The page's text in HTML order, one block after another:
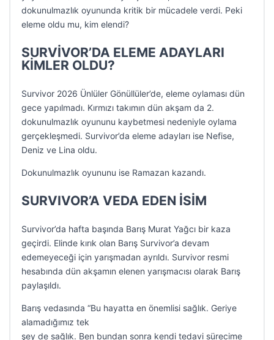
dokunulmazlık oyununda kritik bir mücadele verdi. Peki
eleme oldu mu, kim elendi?
SURVİVOR’DA ELEME ADAYLARI
KİMLER OLDU?
Survivor 2026 Ünlüler Gönüllüler’de, eleme oylaması dün
gece yapılmadı. Kırmızı takımın dün akşam da 2.
dokunulmazlık oyununu kaybetmesi nedeniyle oylama
gerçekleşmedi. Survivor’da eleme adayları ise Nefise,
Deniz ve Lina oldu.
Dokunulmazlık oyununu ise Ramazan kazandı.
SURVIVOR’A VEDA EDEN İSİM
Survivor’da hafta başında Barış Murat Yağcı bir kaza
geçirdi. Elinde kırık olan Barış Survivor’a devam
edemeyeceği için yarışmadan ayrıldı. Survivor resmi
hesabında dün akşamın elenen yarışmacısı olarak Barış
paylaşıldı.
Barış vedasında “Bu hayatta en önemlisi sağlık. Geriye
alamadığımız tek
şey de sağlık. Ben bundan sonra kendi tedavi sürecime